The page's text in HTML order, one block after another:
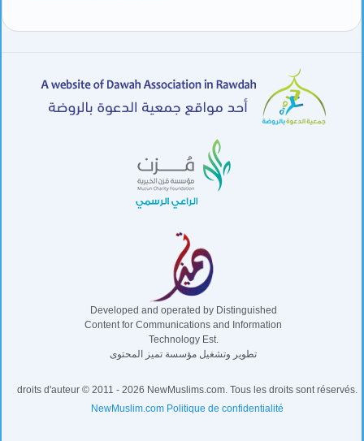
Developed and operated by Distinguished
Content for Communications and Information
Technology Est.
تطوير وتشغيل مؤسسة تميز المحتوى
droits d'auteur © 2011 - 2026 NewMuslims.com. Tous les droits sont réservés.
NewMuslim.com Politique de confidentialité